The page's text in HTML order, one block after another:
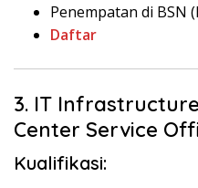
Penempatan di BSN
Daftar
3. IT
Center Service
Kualifikasi: